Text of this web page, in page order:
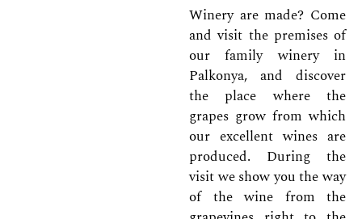
Winery are made? Come
and visit the premises of
our family winery in
Palkonya, and discover
the place where the
grapes grow from which
our excellent wines are
produced. During the
visit we show you the way
of the wine from the